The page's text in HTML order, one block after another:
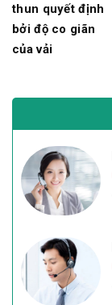
thun quyết định
bởi độ co giãn
của vải